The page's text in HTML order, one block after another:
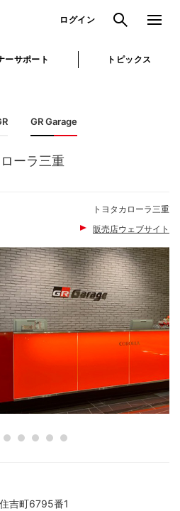
ログイン 検索 メニュ
ーサポート トピックス
GR Garage
ーラ三重
トヨタカローラ三重
販売店ウェブサイト
吉町6795番1